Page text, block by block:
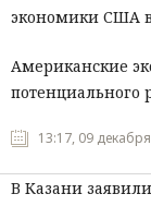
экономики США в
Американские
13:17, 09
В Казани